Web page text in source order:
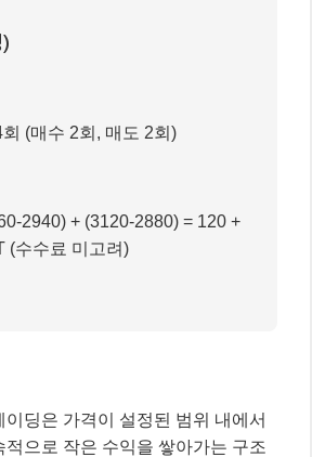
(매수 2회, 매도 2회)
2940) + (3120-2880) = 120 +
(수수료 미고려)
딩은 가격이 설정된 범위 내에서
적으로 작은 수익을 쌓아가는 구조